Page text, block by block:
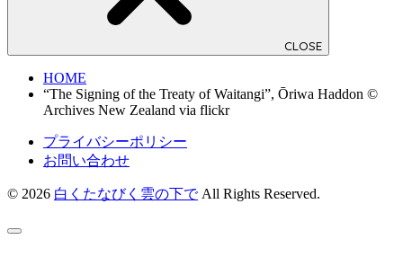
CLOSE
HOME
“The Signing of the Treaty of Waitangi”, Ōriwa Haddon ©
Archives New Zealand via flickr
プライバシーポリシー
お問い合わせ
© 2026 白くたなびく雲の下でAll Rights Reserved.